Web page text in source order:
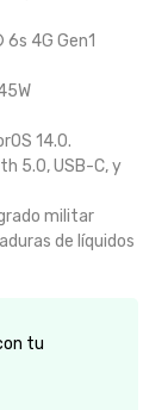
4G Gen1
14.0.
5.0, USB-C, y
militar
de líquidos
tu